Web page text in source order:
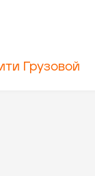
Грузовой